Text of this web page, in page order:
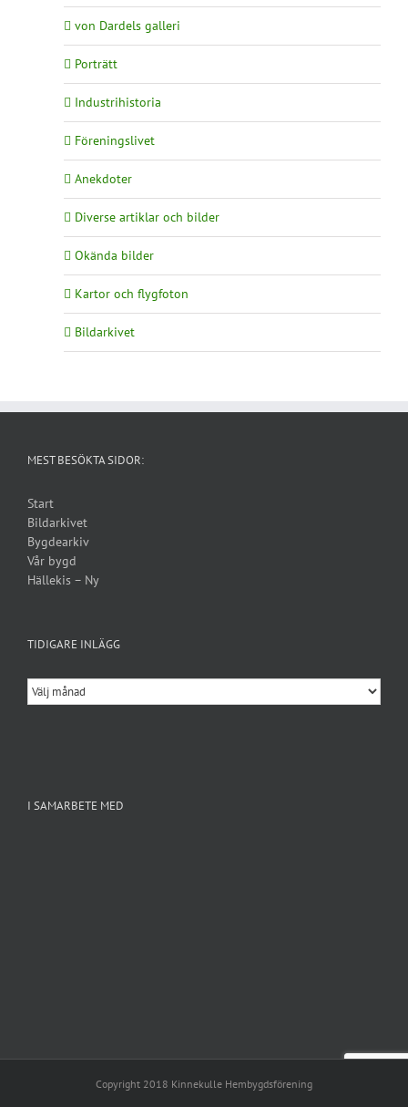
von Dardels galleri
Porträtt
Industrihistoria
Föreningslivet
Anekdoter
Diverse artiklar och bilder
Okända bilder
Kartor och flygfoton
Bildarkivet
MEST BESÖKTA SIDOR:
Start
Bildarkivet
Bygdearkiv
Vår bygd
Hällekis – Ny
TIDIGARE INLÄGG
Tidigare
inlägg
I SAMARBETE MED
Copyright 2018 Kinnekulle Hembygdsförening